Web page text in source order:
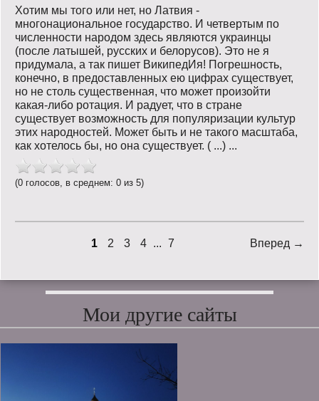
Хотим мы того или нет, но Латвия -
многонациональное государство. И четвертым по
численности народом здесь являются украинцы
(после латышей, русских и белорусов). Это не я
придумала, а так пишет ВикипедИя! Погрешность,
конечно, в предоставленных ею цифрах существует,
но не столь существенная, что может произойти
какая-либо ротация. И радует, что в стране
существует возможность для популяризации культур
этих народностей. Может быть и не такого масштаба,
как хотелось бы, но она существует. ( ...) ...
(0 голосов, в среднем: 0 из 5)
Вперед →
1 2 3 4 ... 7
Мои другие сайты